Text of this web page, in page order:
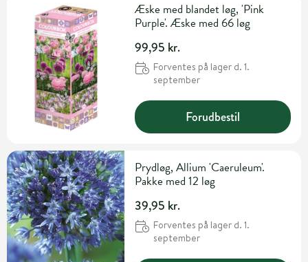
Æske med blandet løg, 'Pink
Purple'. Æske med 66 løg
99,95 kr.
Forventes på lager d. 1.
september
Forudbestil
Prydløg, Allium 'Caeruleum'.
Pakke med 12 løg
39,95 kr.
Forventes på lager d. 1.
september